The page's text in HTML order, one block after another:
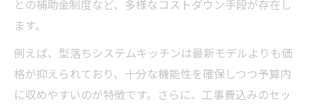
との補助金制度など、多様なコストダウン手段が存在し
ます。
例えば、型落ちシステムキッチンは最新モデルよりも価
格が抑えられており、十分な機能性を確保しつつ予算内
に収めやすいのが特徴です。さらに、工事費込みのセッ